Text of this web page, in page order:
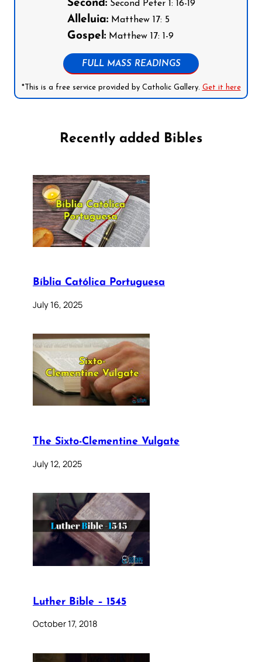
Second:Second Peter 1: 16-19
Alleluia:Matthew 17: 5
Gospel:Matthew 17: 1-9
FULL MASS READINGS
*This is a free service provided by Catholic Gallery. Get it here
Recently added Bibles
Bíblia Católica Portuguesa
July 16, 2025
The Sixto-Clementine Vulgate
July 12, 2025
Luther Bible – 1545
October 17, 2018